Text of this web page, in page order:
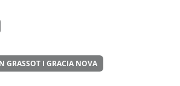
GRASSOT I GRACIA NOVA